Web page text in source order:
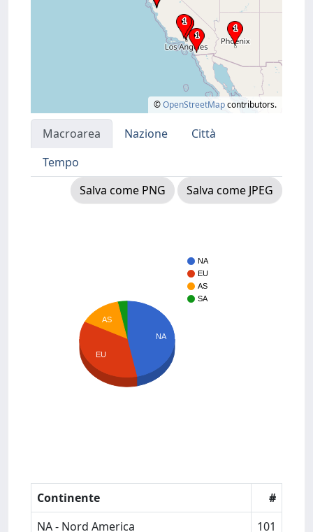
©OpenStreetMapcontributors.
Macroarea Nazione
Città
Tempo
Salva come PNG
Salva come JPEG
NA
EU
AS
SA
NA
AS
EU
Continente
#
NA - Nord America
101